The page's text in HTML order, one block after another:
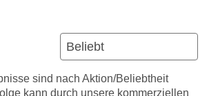
sind nach Aktion/Beliebtheit
kann durch unsere kommerziellen